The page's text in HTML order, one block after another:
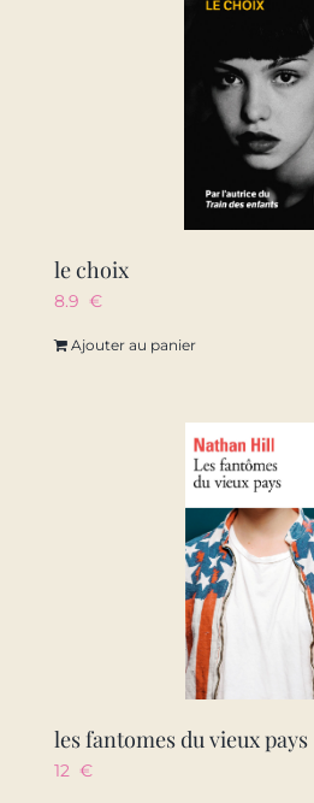
le choix
8.9 €
Ajouter au panier
les fantomes du vieux pays
12 €